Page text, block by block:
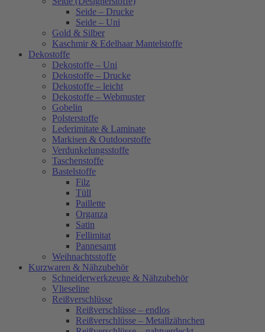
Seide – Drucke
Seide – Uni
Gold & Silber
Kaschmir & Edelhaar Mantelstoffe
Dekostoffe
Dekostoffe – Uni
Dekostoffe – Drucke
Dekostoffe – leicht
Dekostoffe – Webmuster
Gobelin
Polsterstoffe
Lederimitate & Laminate
Markisen & Outdoorstoffe
Verdunkelungsstoffe
Taschenstoffe
Bastelstoffe
Filz
Tüll
Paillette
Organza
Satin
Fellimitat
Pannesamt
Weihnachtsstoffe
Kurzwaren & Nähzubehör
Schneiderwerkzeuge & Nähzubehör
Vlieseline
Reißverschlüsse
Reißverschlüsse – endlos
Reißverschlüsse – Metallzähnchen